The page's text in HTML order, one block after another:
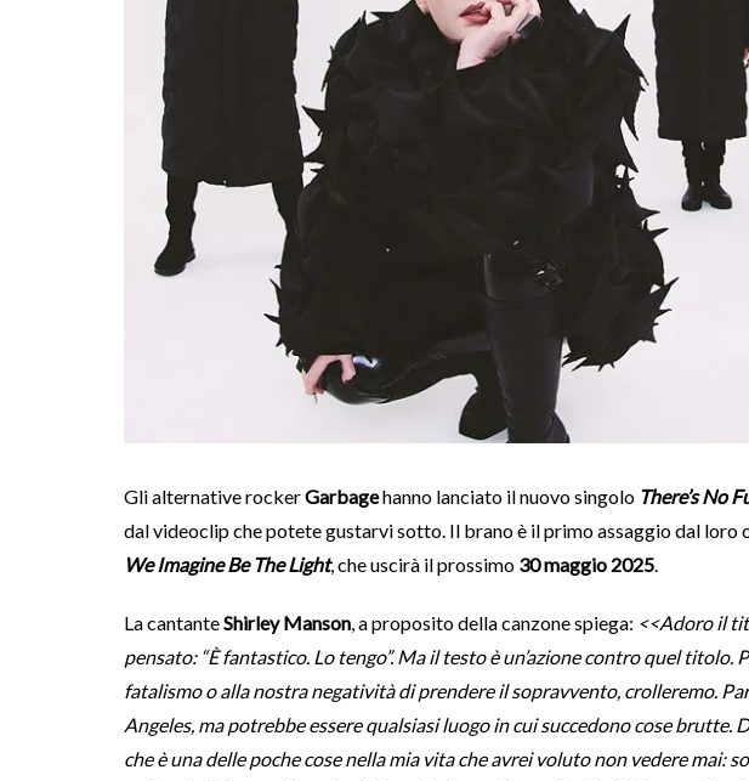
Gli alternative rockerGarbagehanno lanciato il nuovo singolo There’s No
dal videoclip che potete gustarvi sotto. Il brano è il primo assaggio dal loro
We Imagine Be The Light, che uscirà il prossimo 30 maggio 2025.
La cantanteShirley Manson, a proposito della canzone spiega: <<Adoro il
pensato: “È fantastico. Lo tengo”. Ma il testo è un’azione contro quel titolo.
fatalismo o alla nostra negatività di prendere il sopravvento, crolleremo.
Angeles, ma potrebbe essere qualsiasi luogo in cui succedono cose brutte.
che è una delle poche cose nella mia vita che avrei voluto non vedere mai: